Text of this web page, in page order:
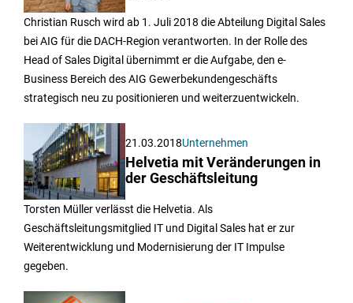
Christian Rusch wird ab 1. Juli 2018 die Abteilung Digital Sales
bei AIG für die DACH-Region verantworten. In der Rolle des
Head of Sales Digital übernimmt er die Aufgabe, den e-
Business Bereich des AIG Gewerbekundengeschäfts
strategisch neu zu positionieren und weiterzuentwickeln.
21.03.2018Unternehmen
Helvetia mit Veränderungen in
der Geschäftsleitung
Torsten Müller verlässt die Helvetia. Als
Geschäftsleitungsmitglied IT und Digital Sales hat er zur
Weiterentwicklung und Modernisierung der IT Impulse
gegeben.